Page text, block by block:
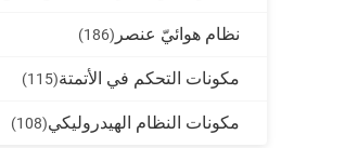
نظام هوائيّ عنصر (186)
مكونات التحكم في الأتمتة(115)
مكونات النظام الهيدروليكي(108)